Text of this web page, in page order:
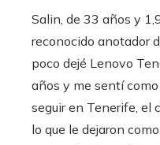
Salin, de 33 años y
reconocido anotador
poco dejé Lenovo
años y me sentí
seguir en Tenerife, el
lo que le dejaron